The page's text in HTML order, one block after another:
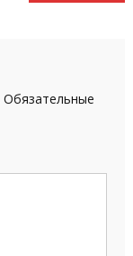
Обязательные